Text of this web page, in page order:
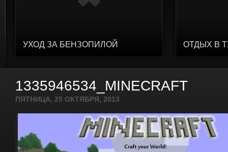
УХОД ЗА БЕНЗОПИЛОЙ ОТДЫХ В
1335946534_MINECRAFT
ПЯТНИЦА, 25 ОКТЯБРЯ, 2013